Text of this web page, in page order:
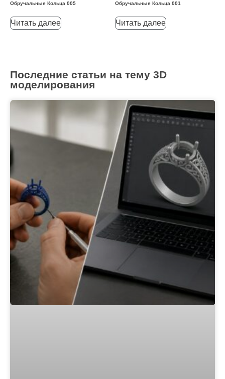
Обручальные Кольца 005
Читать далее
Обручальные Кольца 001
Читать далее
Последние статьи на тему 3D
моделирования